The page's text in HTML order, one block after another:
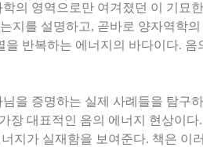
의 영역으로만 여겨졌던 이 기묘
지를 설명하고, 곧바로 양자역학
반복하는 에너지의 바다이다.
을 증명하는 실제 사례들을 탐구
장 대표적인 음의 에너지 현상이
지가 실재함을 보여준다. 책은 이